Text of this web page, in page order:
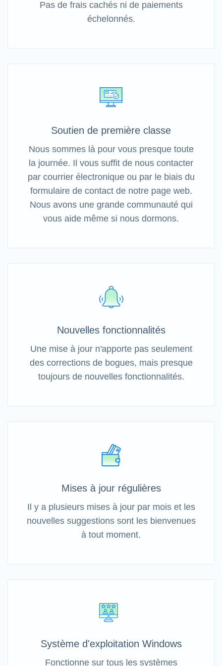
Pas de frais cachés ni de paiements
échelonnés.
Soutien de première classe
Nous sommes là pour vous presque toute
la journée. Il vous suffit de nous contacter
par courrier électronique ou par le biais du
formulaire de contact de notre page web.
Nous avons une grande communauté qui
vous aide même si nous dormons.
Nouvelles fonctionnalités
Une mise à jour n'apporte pas seulement
des corrections de bogues, mais presque
toujours de nouvelles fonctionnalités.
Mises à jour régulières
Il y a plusieurs mises à jour par mois et les
nouvelles suggestions sont les bienvenues
à tout moment.
Système d'exploitation Windows
Fonctionne sur tous les systèmes